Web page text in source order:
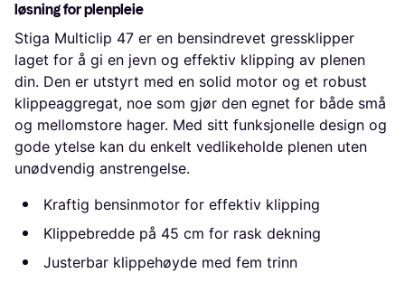
løsning for plenpleie
Stiga Multiclip 47 er en bensindrevet gressklipper
laget for å gi en jevn og effektiv klipping av plenen
din. Den er utstyrt med en solid motor og et robust
klippeaggregat, noe som gjør den egnet for både små
og mellomstore hager. Med sitt funksjonelle design og
gode ytelse kan du enkelt vedlikeholde plenen uten
unødvendig anstrengelse.
Kraftig bensinmotor for effektiv klipping
Klippebredde på 45 cm for rask dekning
Justerbar klippehøyde med fem trinn